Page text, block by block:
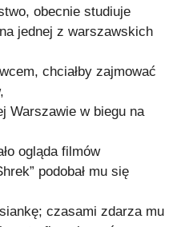
obecnie studiuje
jednej z warszawskich
chciałby zajmować
Warszawie w biegu na
ogląda filmów
podobał mu się
czasami zdarza mu